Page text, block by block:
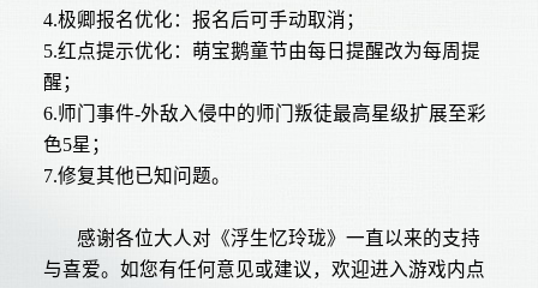
4.极卿报名优化：报名后可手动取消；
5.红点提示优化：萌宝鹅童节由每日提醒改为每周提
醒；
6.师门事件-外敌入侵中的师门叛徒最高星级扩展至彩
色5星；
7.修复其他已知问题。
感谢各位大人对《浮生忆玲珑》一直以来的支持
与喜爱。如您有任何意见或建议，欢迎进入游戏内点